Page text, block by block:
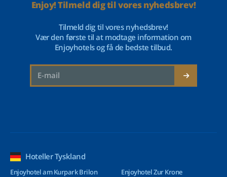
Enjoy! Tilmeld dig til vores nyhedsbrev!
Tilmeld dig til vores nyhedsbrev!
Vær den første til at modtage information om
Enjoyhotels og få de bedste tilbud.
Hoteller Tyskland
Enjoyhotel am Kurpark Brilon
Enjoyhotel Zur Krone